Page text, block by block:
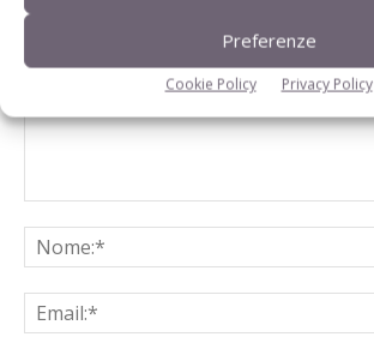
Preferenze
Cookie Policy Privacy Policy